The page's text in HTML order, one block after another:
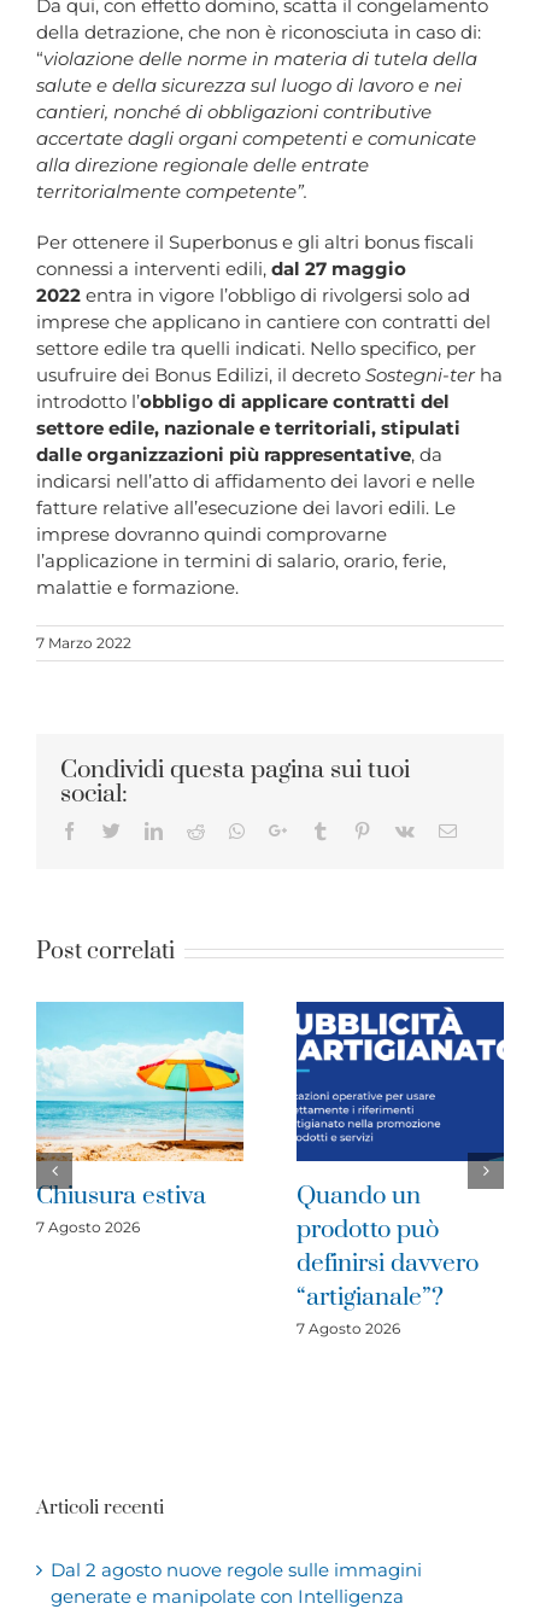
Da qui, con effetto domino, scatta il congelamento
della detrazione, che non è riconosciuta in caso di:
“violazione delle norme in materia di tutela della
salute e della sicurezza sul luogo di lavoro e nei
cantieri, nonché di obbligazioni contributive
accertate dagli organi competenti e comunicate
alla direzione regionale delle entrate
territorialmente competente”.
Per ottenere il Superbonus e gli altri bonus fiscali
connessi a interventi edili, dal 27 maggio
2022 entra in vigore l’obbligo di rivolgersi solo ad
imprese che applicano in cantiere con contratti del
settore edile tra quelli indicati. Nello specifico, per
usufruire dei Bonus Edilizi, il decreto Sostegni-terha
introdotto l’obbligo di applicare contratti del
settore edile, nazionale e territoriali, stipulati
dalle organizzazioni più rappresentative, da
indicarsi nell’atto di affidamento dei lavori e nelle
fatture relative all’esecuzione dei lavori edili. Le
imprese dovranno quindi comprovarne
l’applicazione in termini di salario, orario, ferie,
malattie e formazione.
7 Marzo 2022
Condividi questa pagina sui tuoi
social:
Facebook
TwitterLinkedIn
RedditWhatsapp
Google+Tumblr Pinterest
Vk Email
Post correlati
Quando un
prodotto può
definirsi davvero
Imprese del
cratere
2016: è il
di investire
31 Luglio 2026
Articoli recenti
Dal 2 agosto nuove regole sulle immagini
generate e manipolate con Intelligenza